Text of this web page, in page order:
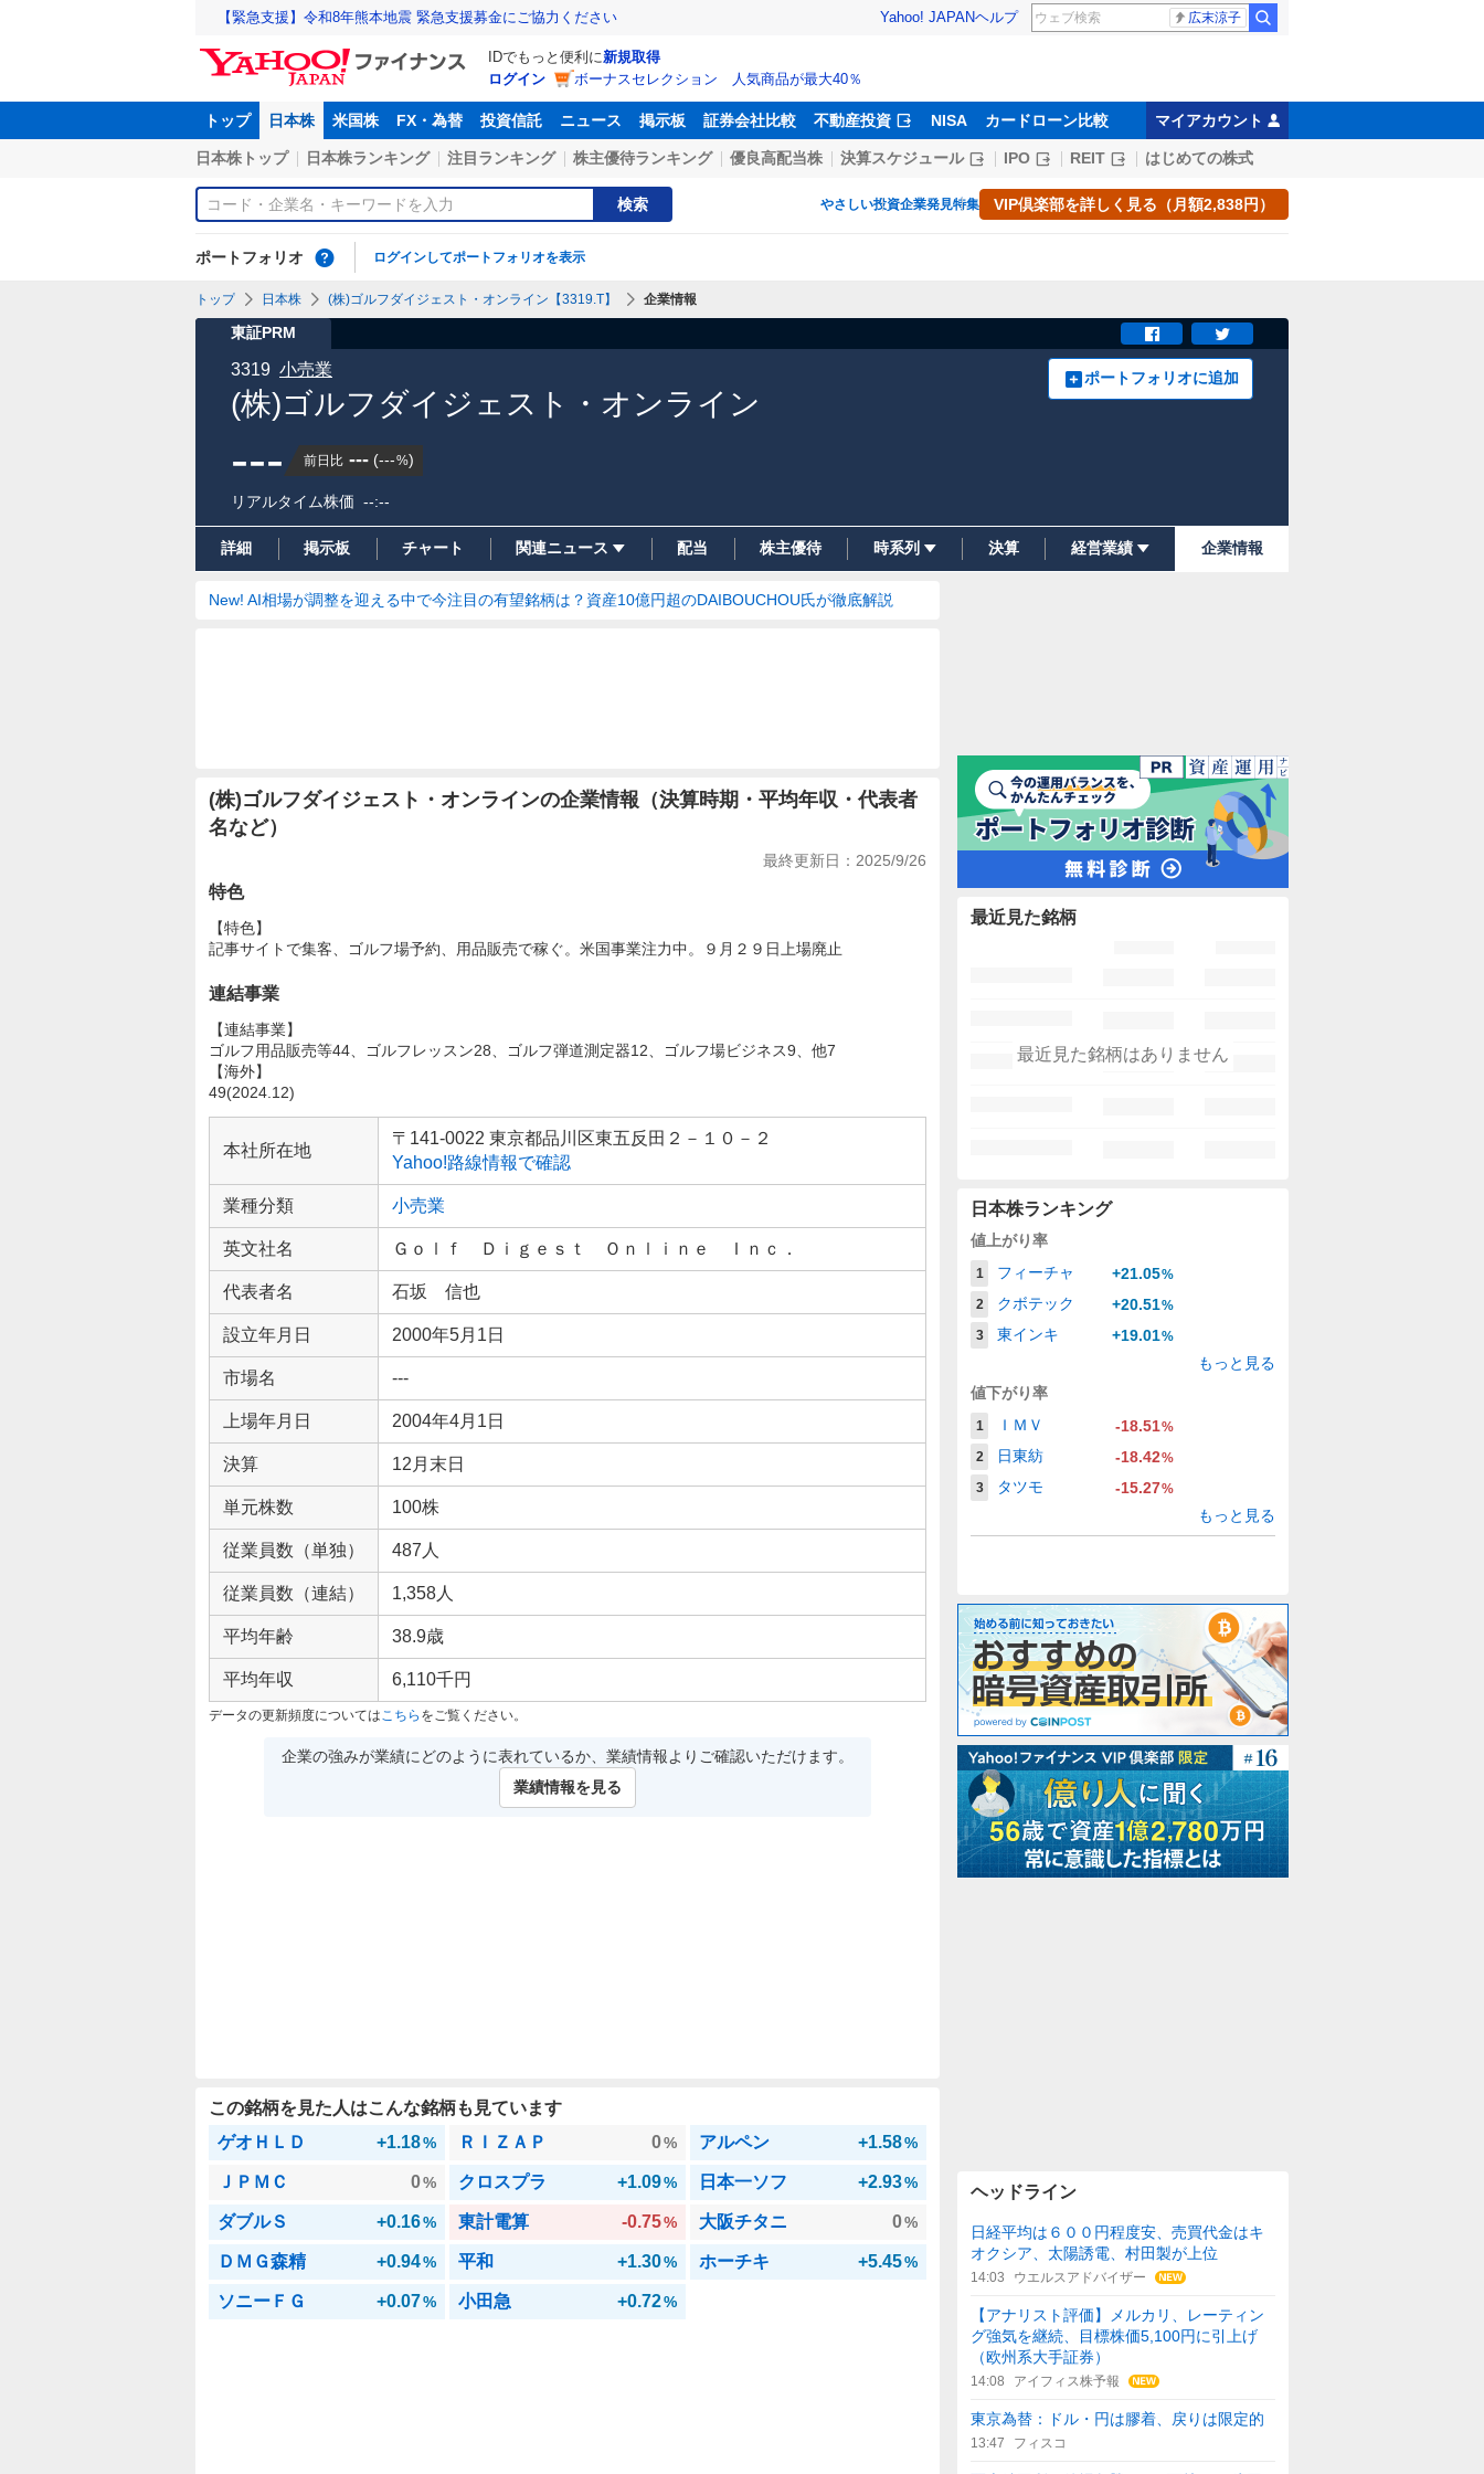
【緊急支援】令和8年熊本地震 緊急支援募金にご協力ください Yahoo! JAPANヘルプ 広末涼子
IDでもっと便利に新規取得
ログイン
ボーナスセレクション 人気商品が最大40％
トップ 日本株 米国株 FX・為替 投資信託 ニュース 掲示板 証券会社比較 不動産投資 NISA カードローン比較 マイアカウント
日本株トップ 日本株ランキング 注目ランキング 株主優待ランキング 優良高配当株 決算スケジュール IPO REIT はじめての株式
検索 やさしい投資企業発見特集 VIP倶楽部を詳しく見る（月額2,838円）
ポートフォリオ ログインしてポートフォリオを表示
トップ 日本株 (株)ゴルフダイジェスト・オンライン【3319.T】 企業情報
東証PRM
(株)ゴルフダイジェスト・オンライン
3319 小売業 ポートフォリオに追加
--- 前日比 --- (---%)
リアルタイム株価 --:--
詳細 掲示板 チャート 関連ニュース 配当 株主優待 時系列 決算 経営業績 企業情報
New! AI相場が調整を迎える中で今注目の有望銘柄は？資産10億円超のDAIBOUCHOU氏が徹底解説
(株)ゴルフダイジェスト・オンラインの企業情報（決算時期・平均年収・代表者
名など）
最終更新日： 2025/9/26
特色
【特色】
記事サイトで集客、ゴルフ場予約、用品販売で稼ぐ。米国事業注力中。９月２９日上場廃止
連結事業
【連結事業】
ゴルフ用品販売等44、ゴルフレッスン28、ゴルフ弾道測定器12、ゴルフ場ビジネス9、他7
【海外】
49(2024.12)
企
報
本社所在地
〒141-0022 東京都品川区東五反田２－１０－２
Yahoo!路線情報で確認
業種分類 小売業
英文社名 Ｇｏｌｆ Ｄｉｇｅｓｔ Ｏｎｌｉｎｅ Ｉｎｃ．
代表者名 石坂 信也
設立年月日 2000年5月1日
市場名 ---
上場年月日 2004年4月1日
決算 12月末日
単元株数 100株
従業員数（単独） 487人
従業員数（連結） 1,358人
平均年齢 38.9歳
平均年収 6,110千円
データの更新頻度については こちら をご覧ください。
企業の強みが業績にどのように表れているか、業績情報よりご確認いただけます。
業績情報を見る
この銘柄を見た人はこんな銘柄も見ています
ゲオＨＬＤ
+1.18% ＲＩＺＡＰ 0% アルペン +1.58%
ＪＰＭＣ 0% クロスプラ +1.09% 日本一ソフ +2.93%
ダブルＳ +0.16% 東計電算 -0.75% 大阪チタニ 0%
ＤＭＧ森精 +0.94% 平和 +1.30% ホーチキ +5.45%
ソニーＦＧ +0.07% 小田急 +0.72%
最近見た銘柄
最近見た銘柄はありません
日本株ランキング
値上がり率
1 フィーチャ +21.05%
2
クボテック +20.51%
3
東インキ +19.01%
もっと見る
値下がり率
1 ＩＭＶ -18.51%
2
日東紡 -18.42%
3
タツモ -15.27%
もっと見る
ヘッドライン
日経平均は６００円程度安、売買代金はキ
オクシア、太陽誘電、村田製が上位
14:03 ウエルスアドバイザー
【アナリスト評価】メルカリ、レーティン
グ強気を継続、目標株価5,100円に引上げ
（欧州系大手証券）
14:08 アイフィス株予報
東京為替：ドル・円は膠着、戻りは限定的
13:47 フィスコ